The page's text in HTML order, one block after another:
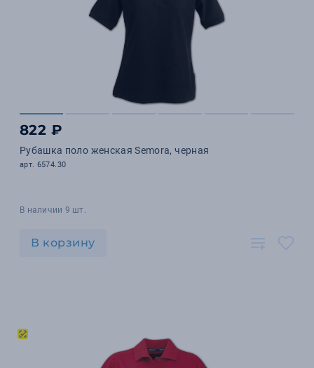
822 ₽
Рубашка поло женская Semora, черная
арт. 6574.30
В наличии 9 шт.
В корзину